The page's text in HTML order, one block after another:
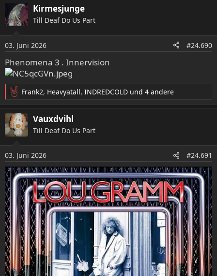
k
t
n
e
n
:
Kirmesjunge
Till Deaf Do Us Part
03. Juni 2026 #24.690
Phenomena 3 . Innervision
R
e
a
k
t
n
e
n
:
Frank2, Heavyatall, INDREDCOLD und 4 andere
Vauxdvihl
Till Deaf Do Us Part
03. Juni 2026 #24.691